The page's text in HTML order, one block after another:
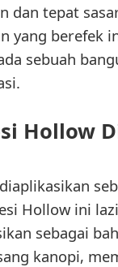
dan tepat
yang
sebuah
Hollow
Hollow ini
sebagai
kanopi,